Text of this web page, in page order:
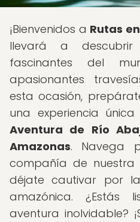
¡Bienvenidos a Rutas
llevará a
fascinantes del
apasionantes
esta ocasión,
una experiencia
Aventura de Río
Amazonas. Navega
compañía de nuestra
déjate cautivar por
amazónica. ¿Estás
aventura inolvidable?